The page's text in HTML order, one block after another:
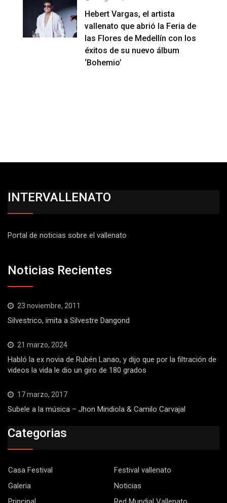
Hebert Vargas, el artista
vallenato que abrió la Feria de
las Flores de Medellín con los
éxitos de su nuevo álbum
‘Bohemio’
INTERVALLENATO
Portal de noticias sobre el vallenato
Noticias Recientes
23 noviembre, 2011
Silvestrico, imita a Silvestre Dangond
21 marzo, 2024
Habló la ex novia de Rubén Lanao, y dijo que por la filtración de
videos la vida le dio un giro de 180 grados
17 marzo, 2017
Subele a la música – Jhon Mindiola & Camilo Carvajal
Categorias
Casa Festival
Festival vallenato
Galeria
Noticias